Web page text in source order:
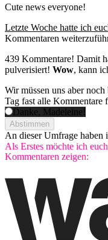
Cute news everyone!
Letzte Woche hatte ich
Kommentaren
439 Kommentare! Damit
pulverisiert! Wow, kann
Wir müssen uns aber
Tag fast alle Kommentare
Danke, Madeleine!
Abstimmen
An dieser Umfrage haben
Als Erstes möchte ich
Kommentaren zeigen: